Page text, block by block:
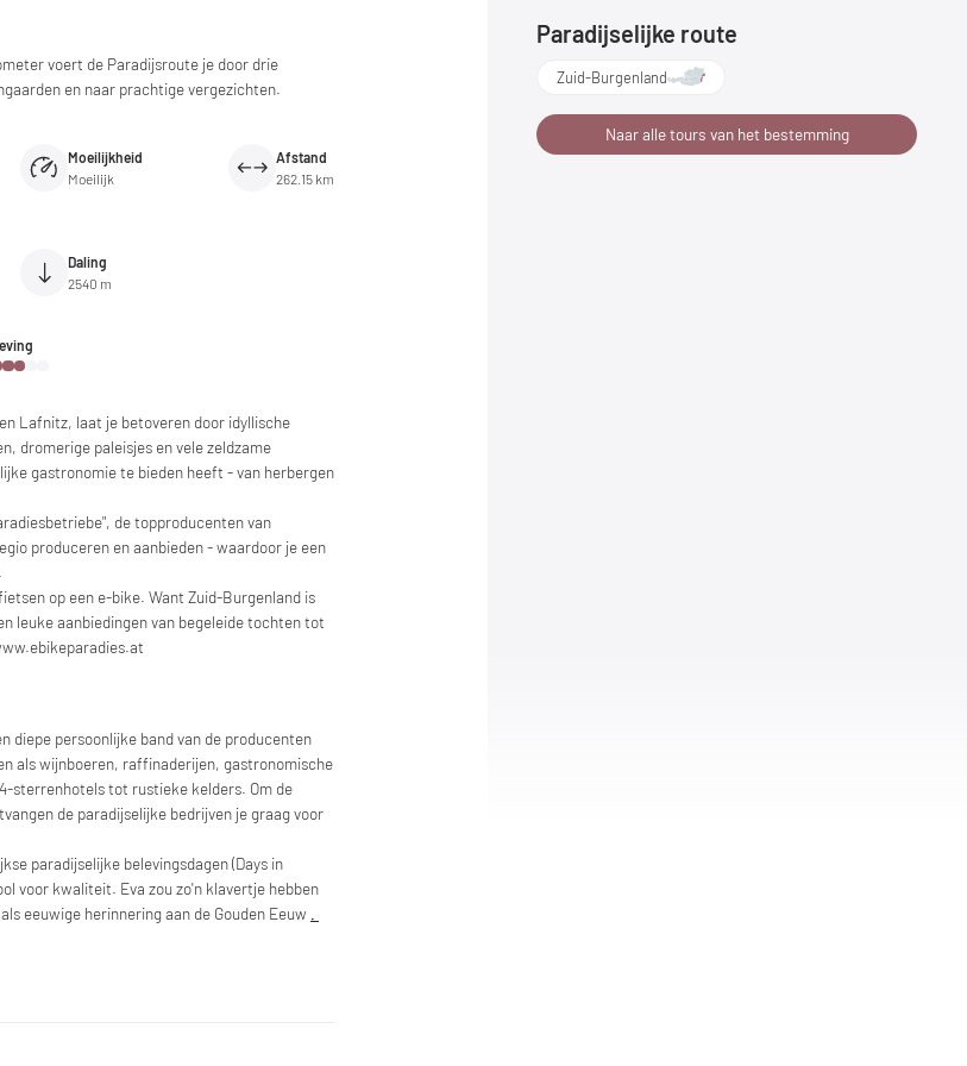
voert de Paradijsroute je door drie
en naar prachtige vergezichten.
Moeilijkheid
Moeilijk
Afstand
262.15 km
Daling
2540 m
Lafnitz, laat je betoveren door idyllische
dromerige paleisjes en vele zeldzame
gastronomie te bieden heeft - van herbergen
de topproducenten van
produceren en aanbieden - waardoor je een
op een e-bike. Want Zuid-Burgenland is
leuke aanbiedingen van begeleide tochten tot
diepe persoonlijke band van de producenten
als wijnboeren, raffinaderijen, gastronomische
sterrenhotels tot rustieke kelders. Om de
de paradijselijke bedrijven je graag voor
paradijselijke belevingsdagen (Days in
voor kwaliteit. Eva zou zo'n klavertje hebben
eeuwige herinnering aan de Gouden Eeuw
Paradijselijke route
Zuid-Burgenland
Naar alle tours van het bestemming